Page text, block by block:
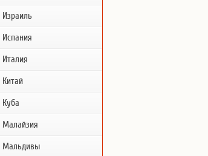
Израиль
Испания
Италия
Китай
Куба
Малайзия
Мальдивы